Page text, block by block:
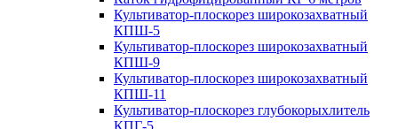
Культиватор-плоскорез широкозахватный
КПШ-5
Культиватор-плоскорез широкозахватный
КПШ-9
Культиватор-плоскорез широкозахватный
КПШ-11
Культиватор-плоскорез глубокорыхлитель
КПГ-5